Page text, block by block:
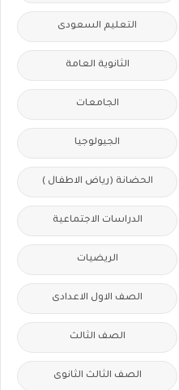
التعليم السعودى
الثانوية العامة
الجامعات
الجيولوجيا
الحضانة (رياض الاطفال )
الدراسات الاجتماعية
الريضيات
الصف الاول الاعدادى
الصف الثالث
الصف الثالث الثانوى